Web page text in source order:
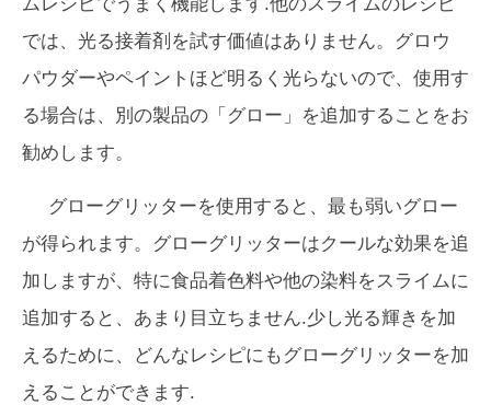
では、光る接着剤を試す価値はありません。グロウ
パウダーやペイントほど明るく光らないので、使用す
る場合は、別の製品の「グロー」を追加することをお
勧めします。
グローグリッターを使用すると、最も弱いグロー
が得られます。グローグリッターはクールな効果を追
加しますが、特に食品着色料や他の染料をスライムに
追加すると、あまり目立ちません.少し光る輝きを加
えるために、どんなレシピにもグローグリッターを加
えることができます.